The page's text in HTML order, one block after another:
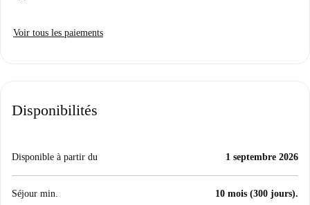
Voir tous les paiements
Disponibilités
Disponible à partir du 1 septembre 2026
Séjour min. 10 mois (300 jours).